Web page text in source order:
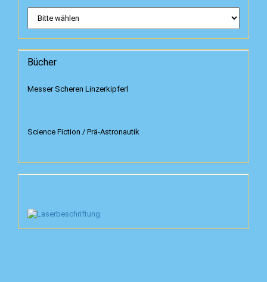
Bücher
Messer Scheren Linzerkipferl
Science Fiction / Prä-Astronautik